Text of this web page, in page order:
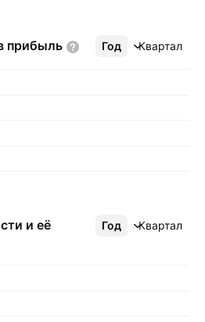
прибыль Год Квартал
Ещё
и её
Год Квартал
Ещё